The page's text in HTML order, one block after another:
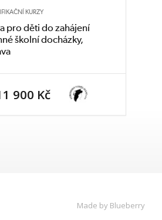
KURZY
pro děti do zahájení
školní docházky,
900 Kč
Made by Blueberry